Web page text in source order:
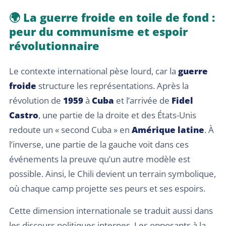
🌍 La guerre froide en toile de fond :
peur du communisme et espoir
révolutionnaire
Le contexte international pèse lourd, car la guerre
froide structure les représentations. Après la
révolution de 1959à Cuba et l’arrivée de Fidel
Castro, une partie de la droite et des États-Unis
redoute un « second Cuba » en Amérique latine. À
l’inverse, une partie de la gauche voit dans ces
événements la preuve qu’un autre modèle est
possible. Ainsi, le Chili devient un terrain symbolique,
où chaque camp projette ses peurs et ses espoirs.
Cette dimension internationale se traduit aussi dans